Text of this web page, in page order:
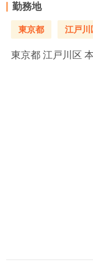
勤務地
東京都 江戸川
東京都 江戸川区